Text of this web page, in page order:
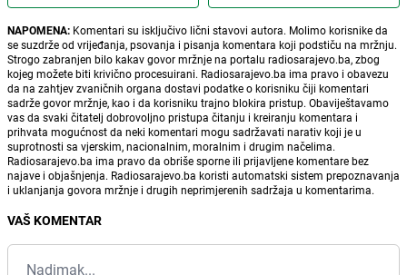
NAPOMENA: Komentari su isključivo lični stavovi autora. Molimo korisnike da
se suzdrže od vrijeđanja, psovanja i pisanja komentara koji podstiču na mržnju.
Strogo zabranjen bilo kakav govor mržnje na portalu radiosarajevo.ba, zbog
kojeg možete biti krivično procesuirani. Radiosarajevo.ba ima pravo i obavezu
da na zahtjev zvaničnih organa dostavi podatke o korisniku čiji komentari
sadrže govor mržnje, kao i da korisniku trajno blokira pristup. Obaviještavamo
vas da svaki čitatelj dobrovoljno pristupa čitanju i kreiranju komentara i
prihvata mogućnost da neki komentari mogu sadržavati narativ koji je u
suprotnosti sa vjerskim, nacionalnim, moralnim i drugim načelima.
Radiosarajevo.ba ima pravo da obriše sporne ili prijavljene komentare bez
najave i objašnjenja. Radiosarajevo.ba koristi automatski sistem prepoznavanja
i uklanjanja govora mržnje i drugih neprimjerenih sadržaja u komentarima.
VAŠ KOMENTAR